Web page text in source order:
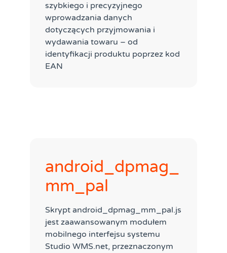
szybkiego i precyzyjnego
wprowadzania danych
dotyczących przyjmowania i
wydawania towaru – od
identyfikacji produktu poprzez kod
EAN
android_dpmag_
mm_pal
Skrypt android_dpmag_mm_pal.js
jest zaawansowanym modułem
mobilnego interfejsu systemu
Studio WMS.net, przeznaczonym